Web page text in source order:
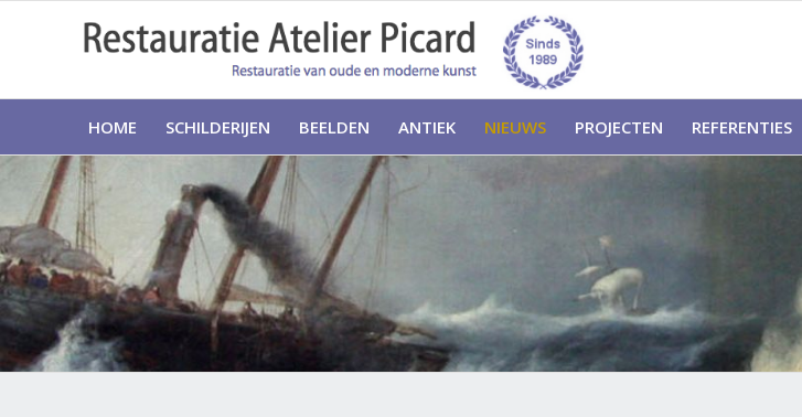
HOME SCHILDERIJEN BEELDEN ANTIEK NIEUWS PROJECTEN REFERENTIES